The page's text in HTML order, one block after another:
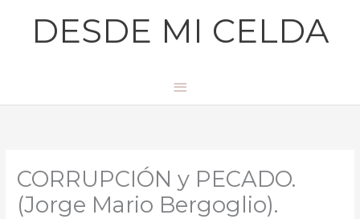
DESDE MI CELDA
Menú
principal
CORRUPCIÓN y PECADO.
(Jorge Mario Bergoglio).